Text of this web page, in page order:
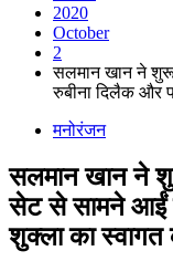
2020
October
2
सलमान खान ने शुरू
रुबीना दिलैक और
मनोरंजन
सलमान खान ने
सेट से सामने आईं
शुक्ला का स्वागत